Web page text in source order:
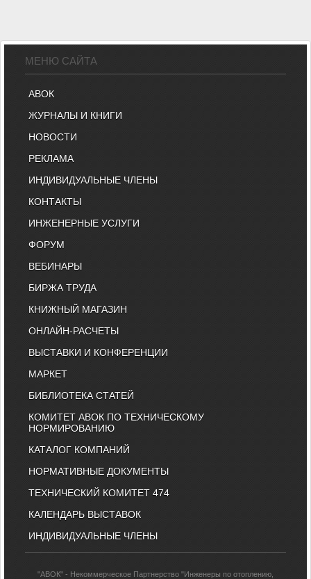
МЕНЮ САЙТА
АВОК
ЖУРНАЛЫ И КНИГИ
НОВОСТИ
РЕКЛАМА
ИНДИВИДУАЛЬНЫЕ ЧЛЕНЫ
КОНТАКТЫ
ИНЖЕНЕРНЫЕ УСЛУГИ
ФОРУМ
ВЕБИНАРЫ
БИРЖА ТРУДА
КНИЖНЫЙ МАГАЗИН
ОНЛАЙН-РАСЧЕТЫ
ВЫСТАВКИ И КОНФЕРЕНЦИИ
МАРКЕТ
БИБЛИОТЕКА СТАТЕЙ
КОМИТЕТ АВОК ПО ТЕХНИЧЕСКОМУ
НОРМИРОВАНИЮ
КАТАЛОГ КОМПАНИЙ
НОРМАТИВНЫЕ ДОКУМЕНТЫ
ТЕХНИЧЕСКИЙ КОМИТЕТ 474
КАЛЕНДАРЬ ВЫСТАВОК
ИНДИВИДУАЛЬНЫЕ ЧЛЕНЫ
"АВОК" - Некоммерческое Партнерство "Инженеры по отоплению,